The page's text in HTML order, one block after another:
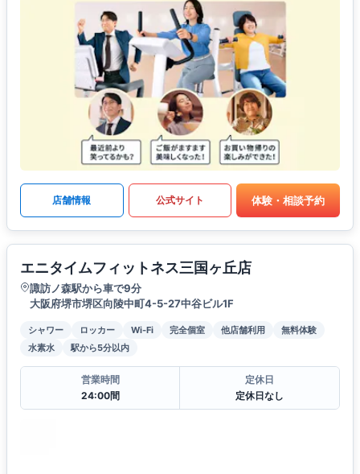
店舗情報 公式サイト 体験・相談予約
エニタイムフィットネス三国ヶ丘店
諏訪ノ森駅から車で9分
大阪府堺市堺区向陵中町4-5-27中谷ビル1F
シャワー ロッカー Wi-Fi 完全個室 他店舗利用
無料体験
水素水
駅から5分以内
営業時間
24:00間
定休日
定休日なし